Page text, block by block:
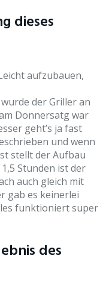
dieses
aufzubauen,
der Griller an
Donnersatg war
geht’s ja fast
und wenn
stellt der Aufbau
Stunden ist der
auch gleich mit
gab es keinerlei
funktioniert super
des